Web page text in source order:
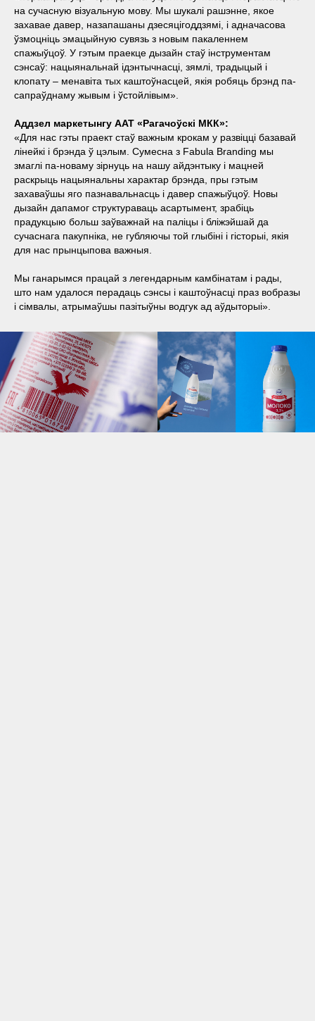
на сучасную візуальную мову. Мы шукалі рашэнне, якое
захавае давер, назапашаны дзесяцігоддзямі, і адначасова
ўзмоцніць эмацыйную сувязь з новым пакаленнем
спажыўцоў. У гэтым праекце дызайн стаў інструментам
сэнсаў: нацыянальнай ідэнтычнасці, зямлі, традыцый і
клопату – менавіта тых каштоўнасцей, якія робяць брэнд па-
сапраўднаму жывым і ўстойлівым».
Аддзел маркетынгу ААТ «Рагачоўскі МКК»:
«Для нас гэты праект стаў важным крокам у развіцці базавай
лінейкі і брэнда ў цэлым. Сумесна з Fabula Branding мы
змаглі па-новаму зірнуць на нашу айдэнтыку і мацней
раскрыць нацыянальны характар брэнда, пры гэтым
захаваўшы яго пазнавальнасць і давер спажыўцоў. Новы
дызайн дапамог структураваць асартымент, зрабіць
прадукцыю больш заўважнай на паліцы і бліжэйшай да
сучаснага пакупніка, не губляючы той глыбіні і гісторыі, якія
для нас прынцыпова важныя.
Мы ганарымся працай з легендарным камбінатам і рады,
што нам удалося перадаць сэнсы і каштоўнасці праз вобразы
і сімвалы, атрымаўшы пазітыўны водгук ад аўдыторыі».